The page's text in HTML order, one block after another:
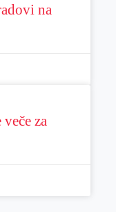
na
za